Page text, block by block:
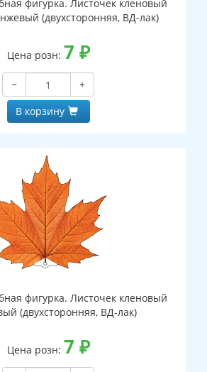
фигурка. Листочек кленовый
(двухсторонняя, ВД-лак)
Цена розн: 7 ₽
−
+
В корзину
фигурка. Листочек кленовый
(двухсторонняя, ВД-лак)
Цена розн: 7 ₽